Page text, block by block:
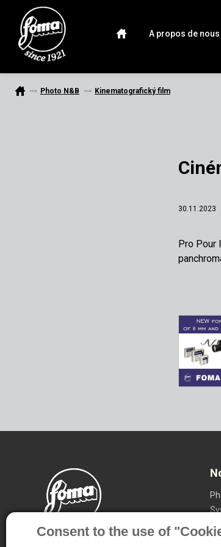
Consent to the use of
A propos de nous
Photo N&B Kinematografický film
30.11.2023
Pro Pour